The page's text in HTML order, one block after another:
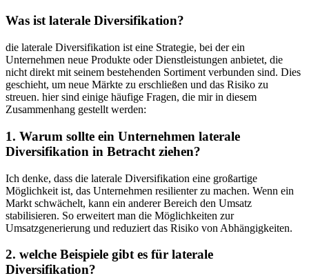
Was ⁣ist laterale Diversifikation?
die laterale Diversifikation ist eine Strategie, bei der ein​
Unternehmen neue Produkte oder ​Dienstleistungen anbietet, die
nicht ‍direkt⁣ mit seinem bestehenden‌ Sortiment verbunden sind. Dies
geschieht,⁢ um‌ neue Märkte ​zu erschließen und das‍ Risiko zu
streuen. hier ‌sind einige⁢ häufige Fragen, die mir in diesem
Zusammenhang ⁤gestellt werden:
1. Warum⁤ sollte ⁤ein Unternehmen ⁣laterale
Diversifikation in Betracht ziehen?
Ich denke, dass die⁤ laterale Diversifikation ​eine großartige‍
Möglichkeit ist, das Unternehmen resilienter ⁤zu machen. ‍Wenn ein
Markt schwächelt, kann ein ​anderer Bereich den Umsatz
stabilisieren. So erweitert man die ⁣Möglichkeiten⁢ zur
Umsatzgenerierung‍ und reduziert das Risiko von Abhängigkeiten.
2. welche Beispiele‌ gibt es für laterale
⁣Diversifikation?